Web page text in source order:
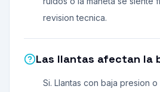
revision tecnica.
Las llantas afectan la
Si. Llantas con baja presion